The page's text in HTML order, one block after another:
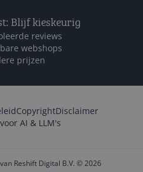
Blijf kieskeurig
reviews
webshops
prijzen
CopyrightDisclaimer
AI & LLM's
Reshift Digital B.V. © 2026